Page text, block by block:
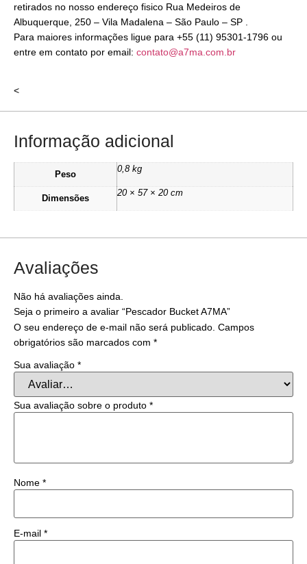
retirados no nosso endereço fisico Rua Medeiros de
Albuquerque, 250 – Vila Madalena – São Paulo – SP .
Para maiores informações ligue para +55 (11) 95301-1796 ou
entre em contato por email: contato@a7ma.com.br
<
Informação adicional
Peso
0,8 kg
Dimensões
20 × 57 × 20 cm
Avaliações
Não há avaliações ainda.
Seja o primeiro a avaliar “Pescador Bucket A7MA”
O seu endereço de e-mail não será publicado. Campos
obrigatórios são marcados com *
Sua avaliação *
Sua avaliação sobre o produto *
Nome *
E-mail *